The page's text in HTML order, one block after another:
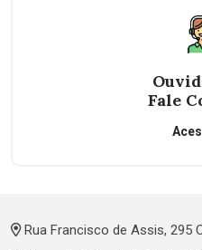
Fale
Rua Francisco de Assis, 295